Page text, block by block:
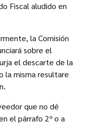
Fiscal aludido en
la Comisión
sobre el
el descarte de la
misma resultare
que no dé
el párrafo 2º o a